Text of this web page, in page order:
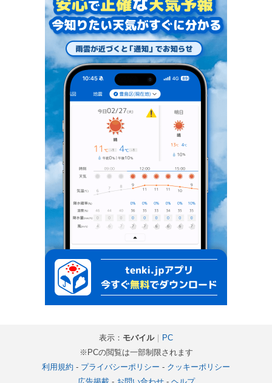
表示： モバイル｜ PC
※PCの閲覧は一部制限されます
利用規約 - プライバシーポリシー - クッキーポリシー